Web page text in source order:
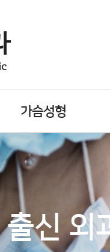
가슴성형
신 외